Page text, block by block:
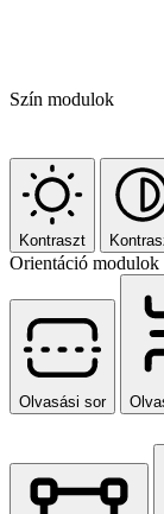
Szín modulok
Kontraszt
Orientáció modulok
Olvasási sor